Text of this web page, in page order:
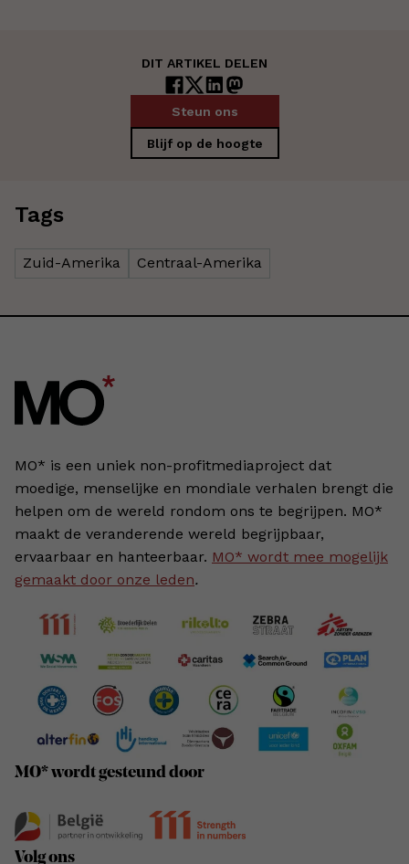
DIT ARTIKEL DELEN
Steun ons
Blijf op de hoogte
Tags
Zuid-Amerika Centraal-Amerika
MO* is een uniek non-profitmediaproject dat
moedige, menselijke en mondiale verhalen brengt die
helpen om de wereld rondom ons te begrijpen. MO*
maakt de veranderende wereld begrijpbaar,
ervaarbaar en hanteerbaar. MO* wordt mee mogelijk
gemaakt door onze leden.
MO* wordt gesteund door
Volg ons